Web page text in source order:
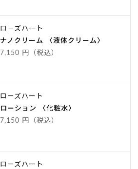
ローズハート
ナノクリーム 〈液体クリーム〉
7,150 円（税込）
ローズハート
ローション 〈化粧水〉
7,150 円（税込）
ローズハート